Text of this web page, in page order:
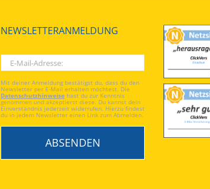
NEWSLETTERANMELDUNG
Mit deiner Anmeldung bestätigst du, dass du den
Newsletter per E-Mail erhalten möchtest. Die
Datenschutzhinweise hast du zur Kenntnis
genommen und akzeptierst diese. Du kannst dein
Einverständnis jederzeit widerrufen. Hierzu findest
du in jedem Newsletter einen Link zum Abmelden.